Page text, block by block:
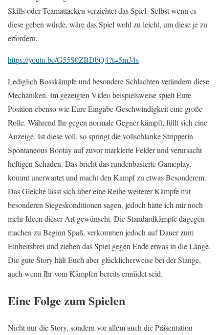
Skills oder Teamattacken verzichtet das Spiel. Selbst wenn es
diese geben würde, wäre das Spiel wohl zu leicht, um diese je zu
erfordern.
https://youtu.be/G55S0ZBDbQ4?t=5m34s
Lediglich Bosskämpfe und besondere Schlachten verändern diese
Mechaniken. Im gezeigten Video beispielsweise spielt Eure
Position ebenso wie Eure Eingabe-Geschwindigkeit eine große
Rolle. Während Ihr gegen normale Gegner kämpft, füllt sich eine
Anzeige. Ist diese voll, so springt die vollschlanke Stripperin
Spontaneous Bootay auf zuvor markierte Felder und verursacht
heftigen Schaden. Das bricht das rundenbasierte Gameplay,
kommt unerwartet und macht den Kampf zu etwas Besonderem.
Das Gleiche lässt sich über eine Reihe weiterer Kämpfe mit
besonderen Siegeskonditionen sagen, jedoch hätte ich mir noch
mehr Ideen dieser Art gewünscht. Die Standardkämpfe dagegen
machen zu Beginn Spaß, verkommen jedoch auf Dauer zum
Einheitsbrei und ziehen das Spiel gegen Ende etwas in die Länge.
Die gute Story hält Euch aber glücklicherweise bei der Stange,
auch wenn Ihr vom Kämpfen bereits ermüdet seid.
Eine Folge zum Spielen
Nicht nur die Story, sondern vor allem auch die Präsentation